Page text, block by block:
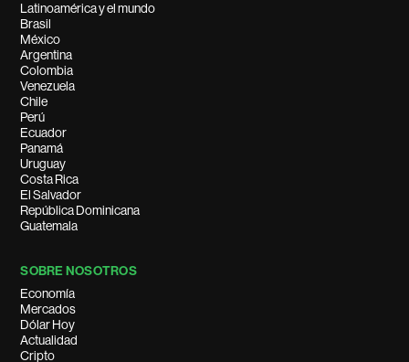
Latinoamérica y el mundo
Brasil
México
Argentina
Colombia
Venezuela
Chile
Perú
Ecuador
Panamá
Uruguay
Costa Rica
El Salvador
República Dominicana
Guatemala
SOBRE NOSOTROS
Economía
Mercados
Dólar Hoy
Actualidad
Cripto